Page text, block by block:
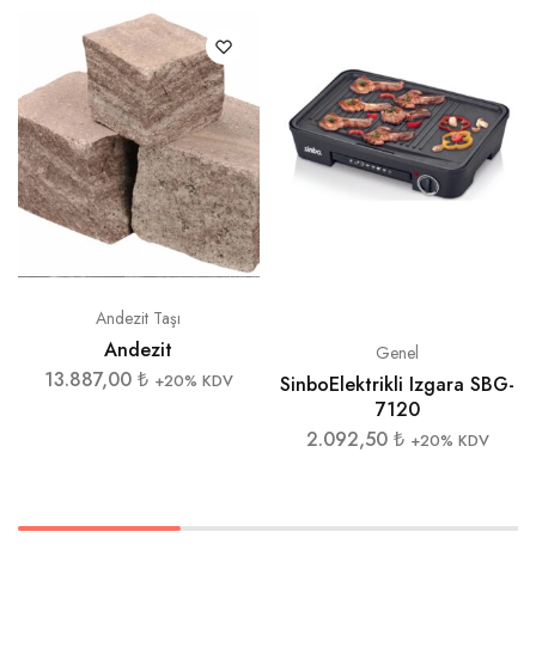
Andezit Taşı
Andezit
13.887,00 ₺ +20% KDV
Genel
SinboElektrikli Izgara SBG-
7120
2.092,50 ₺ +20% KDV